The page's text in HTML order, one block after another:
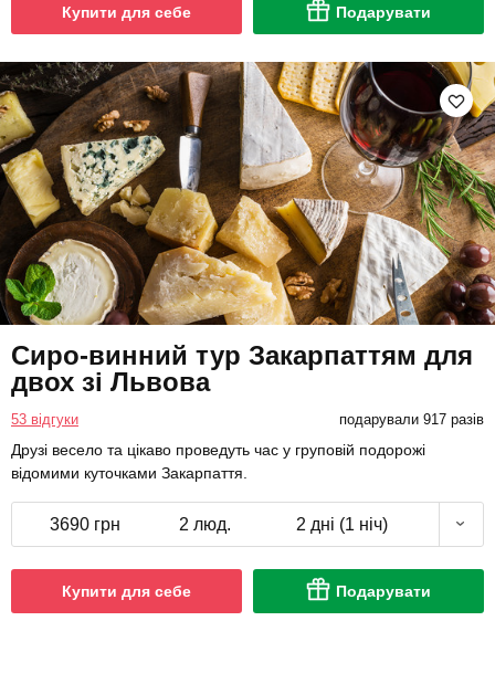
Купити для себе Подарувати
Сиро-винний тур Закарпаттям для
двох зі Львова
53 відгуки подарували 917 разів
Друзі весело та цікаво проведуть час у груповій подорожі
відомими куточками Закарпаття.
3690 грн 2 люд. 2 дні (1 ніч)
Купити для себе Подарувати